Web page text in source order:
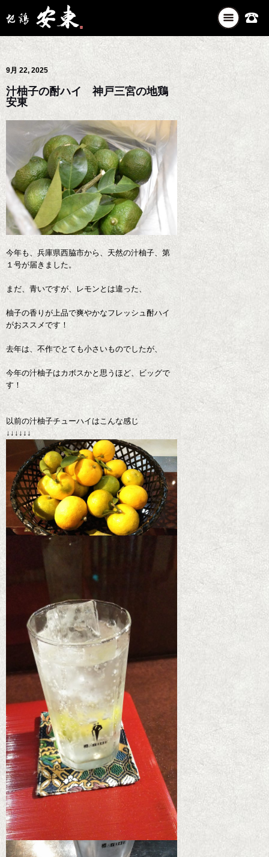
ナ
ビ
ゲ
シ
9月 22, 2025
汁柚子の酎ハイ 神戸三宮の地鶏
安東
今年も、兵庫県西脇市から、天然の汁柚子、第
１号が届きました。
まだ、青いですが、レモンとは違った、
柚子の香りが上品で爽やかなフレッシュ酎ハイ
がおススメです！
去年は、不作でとても小さいものでしたが、
今年の汁柚子はカボスかと思うほど、ビッグで
す！
以前の汁柚子チューハイはこんな感じ
↓↓↓↓↓↓